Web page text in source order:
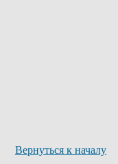
Вернуться к началу